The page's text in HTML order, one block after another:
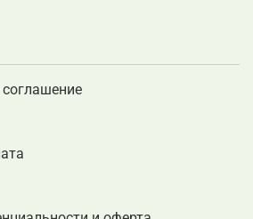
соглашение